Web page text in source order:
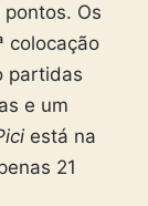
Os
colocação
partidas
e um
está na
21